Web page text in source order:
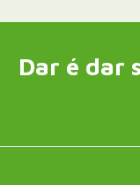
Dar é dar